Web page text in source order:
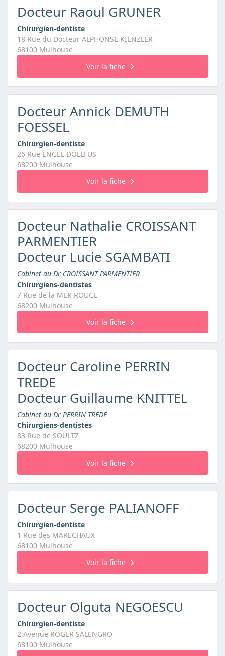
Docteur Raoul GRUNER
Chirurgien-dentiste
18 Rue du Docteur ALPHONSE KIENZLER
68100 Mulhouse
Voir la fiche
Docteur Annick DEMUTH
FOESSEL
Chirurgien-dentiste
26 Rue ENGEL DOLLFUS
68200 Mulhouse
Voir la fiche
Docteur Nathalie CROISSANT
PARMENTIER
Docteur Lucie SGAMBATI
Cabinet du Dr CROISSANT PARMENTIER
Chirurgiens-dentistes
7 Rue de la MER ROUGE
68200 Mulhouse
Voir la fiche
Docteur Caroline PERRIN
TREDE
Docteur Guillaume KNITTEL
Cabinet du Dr PERRIN TREDE
Chirurgiens-dentistes
83 Rue de SOULTZ
68200 Mulhouse
Voir la fiche
Docteur Serge PALIANOFF
Chirurgien-dentiste
1 Rue des MARECHAUX
68100 Mulhouse
Voir la fiche
Docteur Olguta NEGOESCU
Chirurgien-dentiste
2 Avenue ROGER SALENGRO
68100 Mulhouse